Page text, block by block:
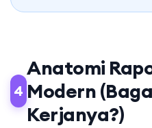
4
Anatomi
Modern
Kerjanya?)